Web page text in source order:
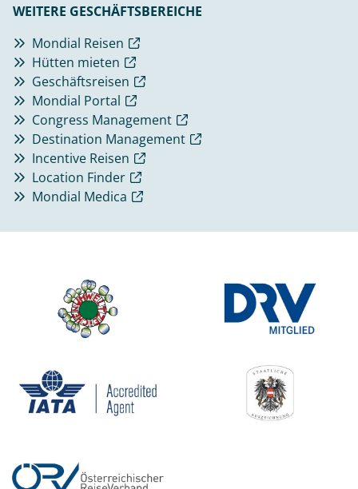
WEITERE GESCHÄFTSBEREICHE
Mondial Reisen
Hütten mieten
Geschäftsreisen
Mondial Portal
Congress Management
Destination Management
Incentive Reisen
Location Finder
Mondial Medica